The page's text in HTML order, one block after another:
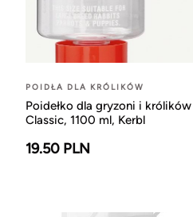
POIDŁA DLA KRÓLIKÓW
Poidełko dla gryzoni i królików
Classic, 1100 ml, Kerbl
19.50 PLN